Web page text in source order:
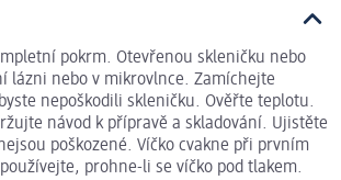
pokrm. Otevřenou skleničku nebo
lázni nebo v mikrovlnce. Zamíchejte
nepoškodili skleničku. Ověřte teplotu.
návod k přípravě a skladování. Ujistěte
poškozené. Víčko cvakne při prvním
prohne-li se víčko pod tlakem.